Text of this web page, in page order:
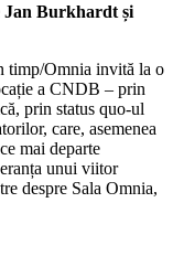
Burkhardt și
timp/Omnia invită la o
a CNDB – prin
prin status quo-ul
care, asemenea
mai departe
unui viitor
despre Sala Omnia,